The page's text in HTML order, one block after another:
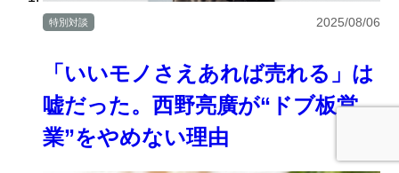
「いいモノさえあれば売れる」は
嘘だった。西野亮廣が“ドブ板営
業”をやめない理由
特別対談 2025/08/06